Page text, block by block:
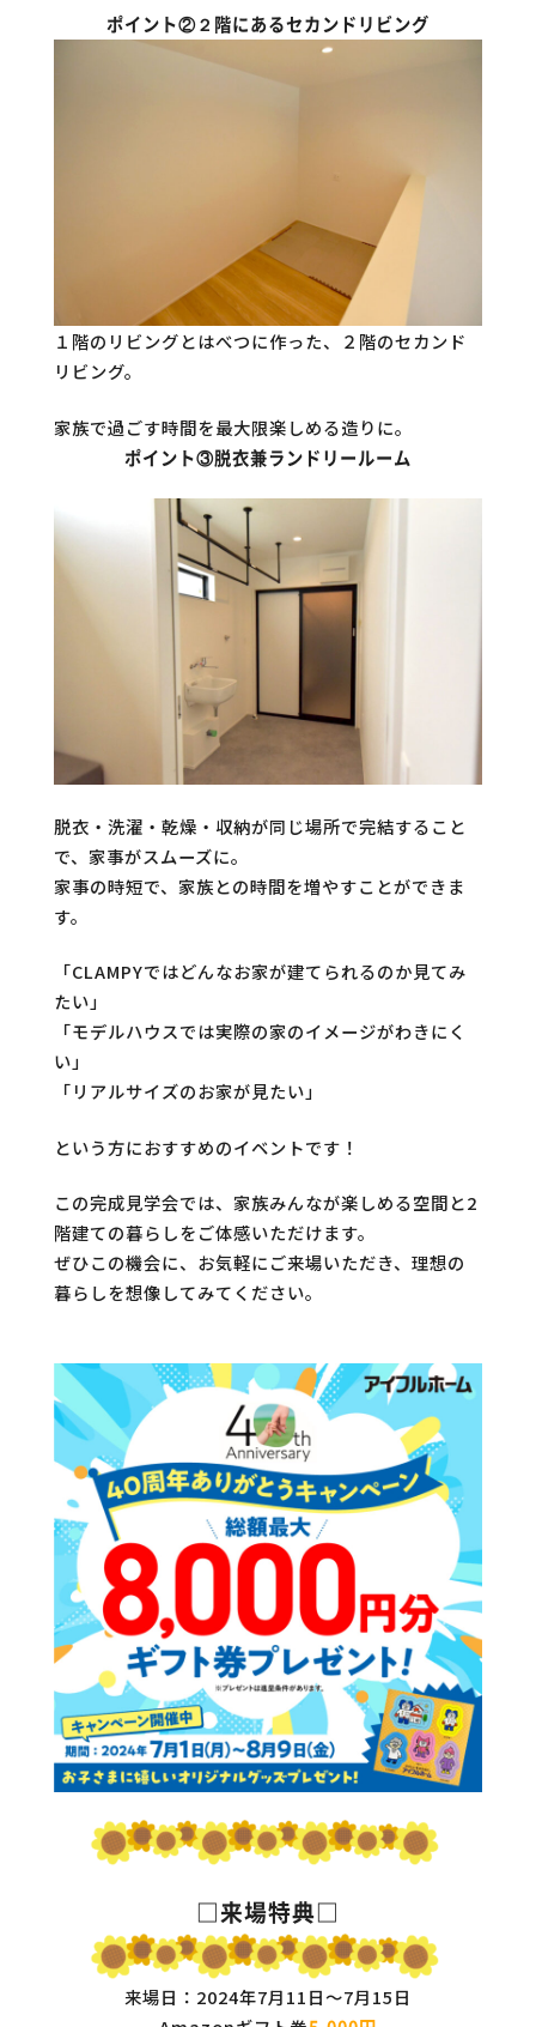
ポイント②２階にあるセカンドリビング
１階のリビングとはべつに作った、２階のセカンド
リビング。
家族で過ごす時間を最大限楽しめる造りに。
ポイント③脱衣兼ランドリールーム
脱衣・洗濯・乾燥・収納が同じ場所で完結すること
で、家事がスムーズに。
家事の時短で、家族との時間を増やすことができま
す。
「CLAMPYではどんなお家が建てられるのか見てみ
たい」
「モデルハウスでは実際の家のイメージがわきにく
い」
「リアルサイズのお家が見たい」
という方におすすめのイベントです！
この完成見学会では、家族みんなが楽しめる空間と2
階建ての暮らしをご体感いただけます。
ぜひこの機会に、お気軽にご来場いただき、理想の
暮らしを想像してみてください。
□来場特典□
来場日：2024年7月11日～7月15日